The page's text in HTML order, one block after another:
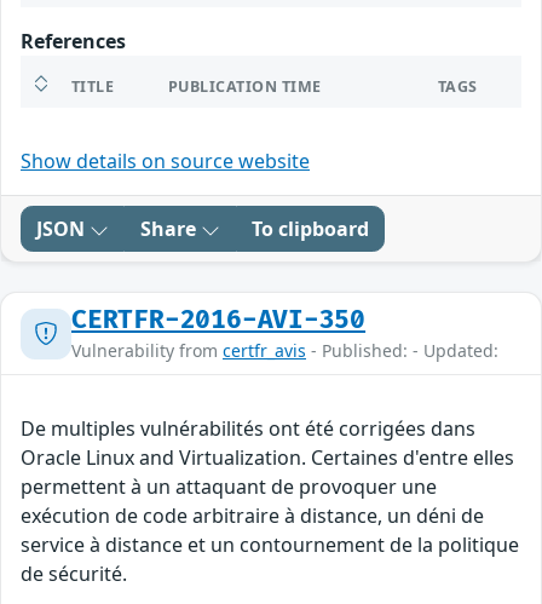
References
TITLE PUBLICATION TIME TAGS
Show details on source website
JSON Share To clipboard
CERTFR-2016-AVI-350
Vulnerability from certfr_avis - Published: - Updated:
De multiples vulnérabilités ont été corrigées dans
Oracle Linux and Virtualization. Certaines d'entre elles
permettent à un attaquant de provoquer une
exécution de code arbitraire à distance, un déni de
service à distance et un contournement de la politique
de sécurité.